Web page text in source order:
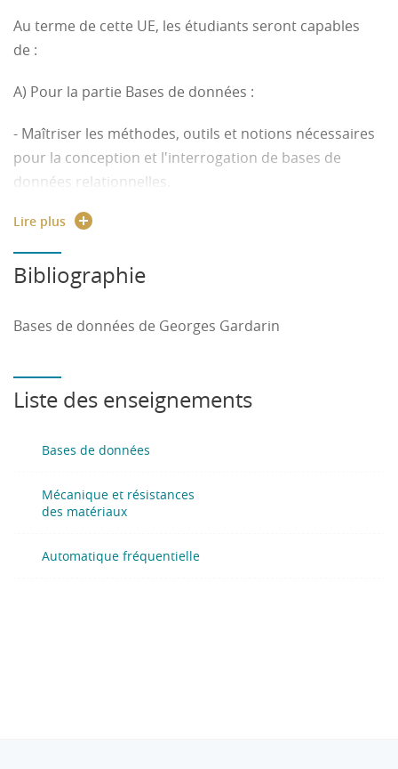
C) Pour la partie Automatique fréquentielle :
- Comprendre ce qu’est un système continu linéaire,
- Analyser ses performances
de respecter des spécifications données
Au terme de cette UE, les étudiants seront capables
de :
A) Pour la partie Bases de données :
- Maîtriser les méthodes, outils et notions nécessaires
pour la conception et l'interrogation de bases de
données relationnelles.
B) Pour la partie Mécanique et Résistance des
Matériaux
- Comprendre un problème simple en mécanique,
- Comprendre ce qu’est un système continu linéaire,
- Appliquer une méthode de réglage de correcteur afin
Lire plus
Bibliographie
Bases de données de Georges Gardarin
Liste des enseignements
Bases de données
Mécanique et résistances
des matériaux
Automatique fréquentielle